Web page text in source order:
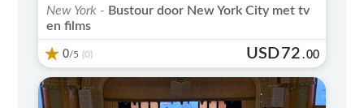
New York - Bustour door New York City met tv
en films
0/5 (0) USD72 .00